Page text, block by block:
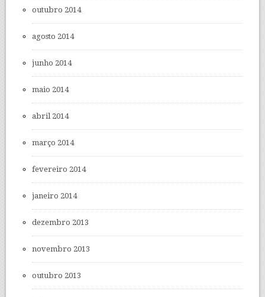
outubro 2014
agosto 2014
junho 2014
maio 2014
abril 2014
março 2014
fevereiro 2014
janeiro 2014
dezembro 2013
novembro 2013
outubro 2013